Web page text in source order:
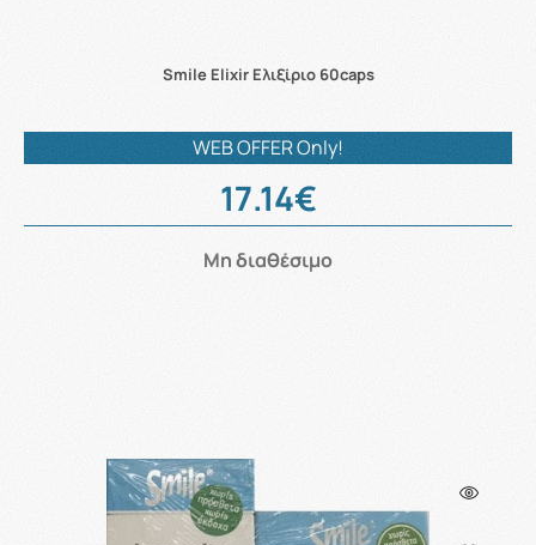
Smile Elixir Ελιξίριο 60caps
WEB OFFER Only!
17.14€
Μη διαθέσιμο